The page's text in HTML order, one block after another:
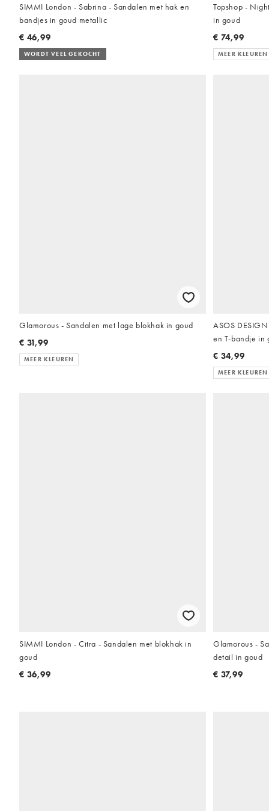
SIMMI London - Sabrina - Sandalen met hak en
bandjes in goud metallic
€ 46,99
WORDT VEEL GEKOCHT
Topshop -
in goud
€ 74,99
MEER KLEUREN
Glamorous - Sandalen met lage blokhak in goud
€ 31,99
MEER KLEUREN
ASOS
en T-bandje in
€ 34,99
MEER KLEUREN
SIMMI London - Citra - Sandalen met blokhak in
goud
€ 36,99
Glamorous -
detail in goud
€ 37,99